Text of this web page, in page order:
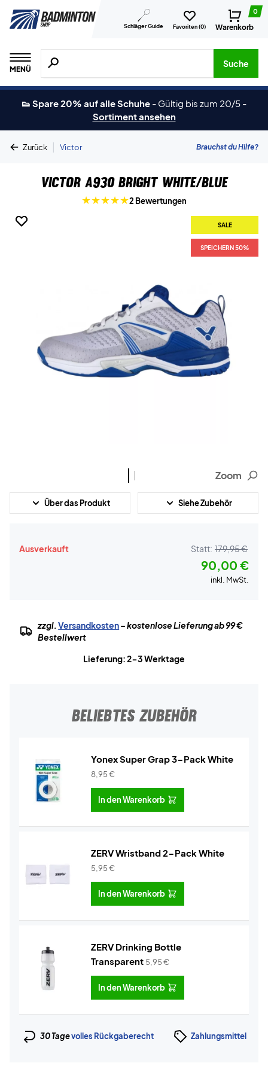
Schläger Guide Favoriten (0)
0
Warenkorb
MENÜ
Suche nach Produkten, Marken usw.
Suche
👟 Spare 20% auf alle Schuhe - Gültig bis zum 20/5 -
Sortiment ansehen
Zurück | Victor Brauchst du Hilfe?
Victor A930 Bright White/Blue
2 Bewertungen
SALE
SPEICHERN 50%
SALE
SPEICHERN 50%
Zoom
Über das Produkt Siehe Zubehör
Ausverkauft Statt: 179,95 €
90,00 €
inkl. MwSt.
zzgl.Versandkosten– kostenlose Lieferung ab 99 €
Bestellwert
Lieferung: 2-3 Werktage
BELIEBTES ZUBEHÖR
Yonex Super Grap 3-Pack White
8,95€
In den Warenkorb
ZERV Wristband 2-Pack White
5,95€
In den Warenkorb
ZERV Drinking Bottle
Transparent 5,95€
In den Warenkorb
30 Tagevolles Rückgaberecht Zahlungsmittel